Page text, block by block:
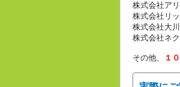
株式会社ア
株式会社リ
株式会社大
株式会社ネ
その他、 １